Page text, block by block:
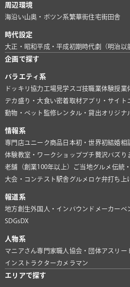
周辺環境
海沿い山奥・ポツン系繁華街住宅街田舎
時代設定
大正・昭和平成・平成初期時代劇（明治以
企画で探す
バラエティ系
ドッキリ協力 工場見学 スゴ技職業体験授業
デカ盛り・大食い密着取材アプリ・サイト
動物・ペット 監修 レンタル・貸出オリジナ
情報系
専門店ユニーク商品 日本初・世界初結婚相
体験教室・ワークショッププチ贅沢バズり
老舗（創業100年以上）
ご当地グルメ 伝統
大会・コンテスト 駅舎グルメ ロケ弁打ち上
報道系
地方創生外国人・インバウンド メーカー ベ
SDGs DX
人物系
マニアさん専門家 職人 協会・団体アスリー
インストラクターカメラマン
エリアで探す